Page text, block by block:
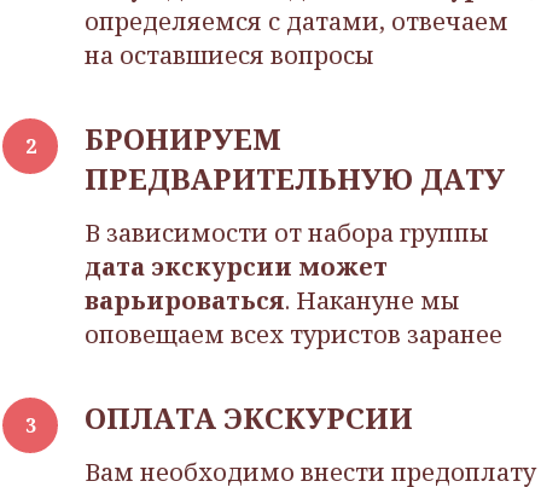
определяемся с датами, отвечаем
на оставшиеся вопросы
БРОНИРУЕМ
ПРЕДВАРИТЕЛЬНУЮ ДАТУ
В зависимости от набора группы
дата экскурсии может
варьироваться. Накануне мы
оповещаем всех туристов заранее
ОПЛАТА ЭКСКУРСИИ
Вам необходимо внести предоплату